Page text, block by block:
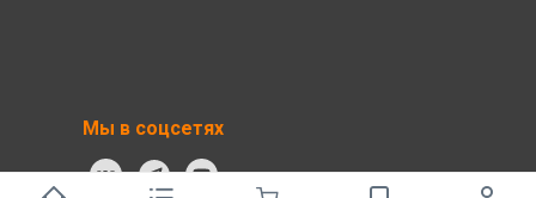
Мы в соцсетях